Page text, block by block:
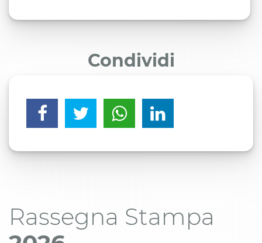
Condividi
Rassegna Stampa